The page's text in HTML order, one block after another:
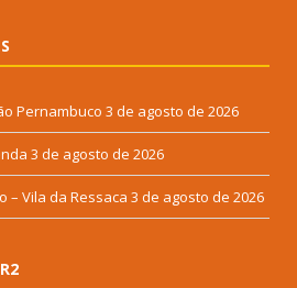
Pernambuco 3 de agosto de 2026
3 de agosto de 2026
– Vila da Ressaca 3 de agosto de 2026